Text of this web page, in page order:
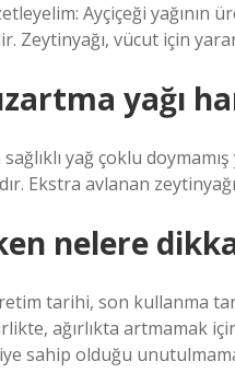
Ayçiçeği yağının
Zeytinyağı, vücut için
yağı
sağlıklı yağ çoklu
Ekstra avlanan
nelere
tarihi, son kullanma
ağırlıkta artmamak
sahip olduğu